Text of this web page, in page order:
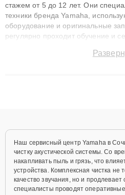
стажем от 5 до 12 лет. Они
техники бренда Yamaha,
оборудование и оригинальные
регулярно проходит обучение и
технику с сохранением гарантии
Наш сервисный центр Yamaha в
чистку акустической системы. Со
накапливать пыль и грязь, что
устройства. Комплексная чистка не
качество звучания, но и
специалисты проводят